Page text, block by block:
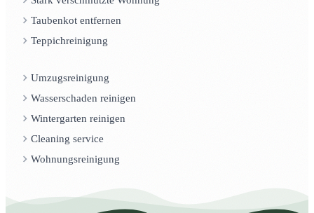
Taubenkot entfernen
Teppichreinigung
Umzugsreinigung
Wasserschaden reinigen
Wintergarten reinigen
Cleaning service
Wohnungsreinigung